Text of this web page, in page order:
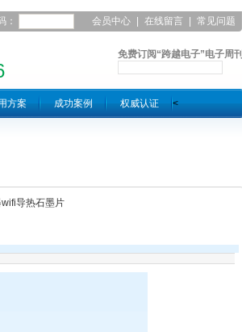
： 会员中心 在线留言 常见问题
免费订阅“跨越电子”电子周刊
<
方案 成功案例 权威认证
导热石墨片